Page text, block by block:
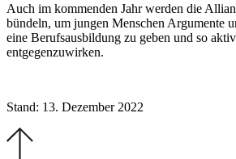
Auch im kommenden Jahr werden die
bündeln, um jungen Menschen Argumente
eine Berufsausbildung zu geben und so
entgegenzuwirken.
Stand: 13. Dezember 2022